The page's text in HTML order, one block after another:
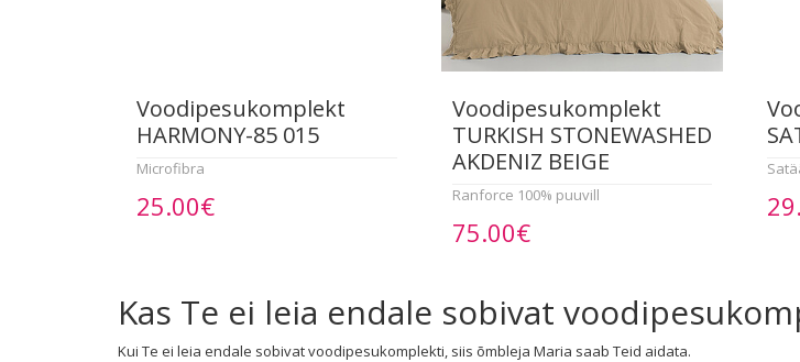
Voodipesukomplekt
HARMONY-85 015
Microfibra
25.00€
Voodipesukomplekt
TURKISH STONEWASHED
AKDENIZ BEIGE
Ranforce 100% puuvill
75.00€
Kas Te ei leia endale sobivat
Kui Te ei leia endale sobivat voodipesukomplekti, siis õmbleja Maria saab Teid aidata.